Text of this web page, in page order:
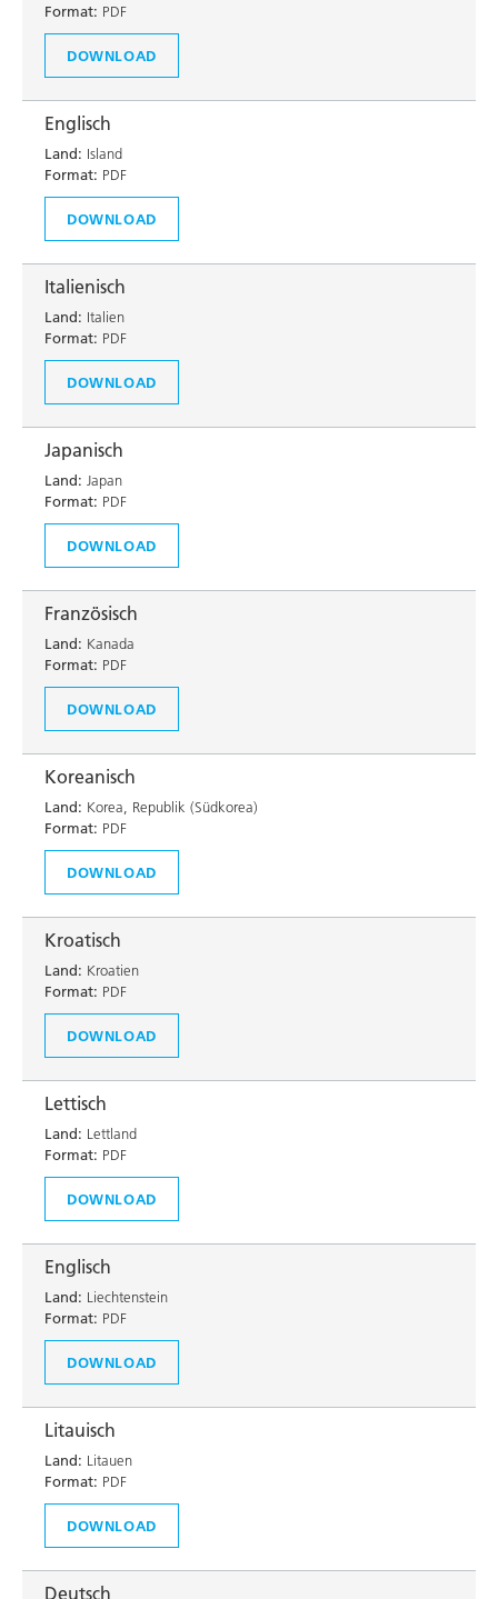
Format: PDF
DOWNLOAD
Englisch
Land: Island
Format: PDF
DOWNLOAD
Italienisch
Land: Italien
Format: PDF
DOWNLOAD
Japanisch
Land: Japan
Format: PDF
DOWNLOAD
Französisch
Land: Kanada
Format: PDF
DOWNLOAD
Koreanisch
Land: Korea, Republik (Südkorea)
Format: PDF
DOWNLOAD
Kroatisch
Land: Kroatien
Format: PDF
DOWNLOAD
Lettisch
Land: Lettland
Format: PDF
DOWNLOAD
Englisch
Land: Liechtenstein
Format: PDF
DOWNLOAD
Litauisch
Land: Litauen
Format: PDF
DOWNLOAD
Deutsch